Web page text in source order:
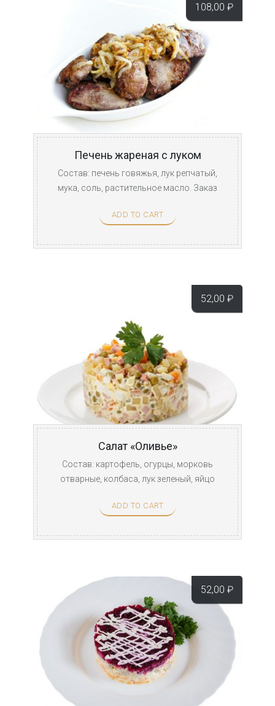
108,00 ₽
Печень жареная с луком
Состав: печень говяжья, лук репчатый,
мука, соль, растительное масло. Заказ
ADD TO CART
52,00 ₽
Салат «Оливье»
Состав: картофель, огурцы, морковь
отварные, колбаса, лук зеленый, яйцо
ADD TO CART
52,00 ₽